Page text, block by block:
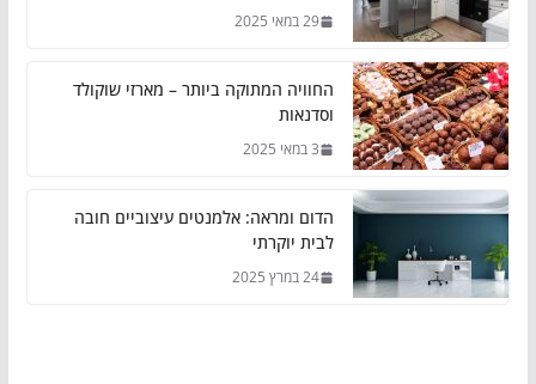
29 במאי 2025
החוויה המתוקה ביותר – מארזי שוקולד
וסדנאות
3 במאי 2025
הדום ומראה: אלמנטים עיצוביים חובה
לבית יוקרתי
24 במרץ 2025